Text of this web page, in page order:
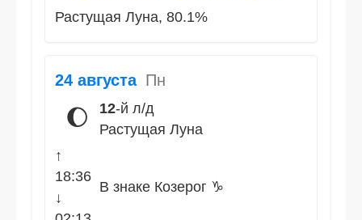
Растущая Луна, 80.1%
24 августа Пн
🌔 12-й л/д
Растущая Луна
↑
18:36
↓
В знаке Козерог ♑